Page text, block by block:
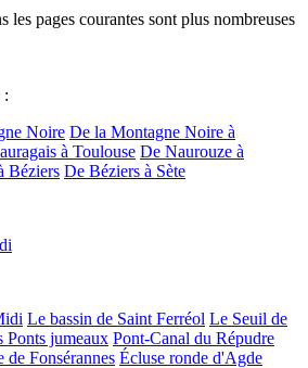
les pages courantes sont plus nombreuses
:
Noire De la Montagne Noire à
à Toulouse De Naurouze à
Béziers De Béziers à Sète
Le bassin de Saint Ferréol Le Seuil de
Ponts jumeaux Pont-Canal du Répudre
de Fonsérannes Écluse ronde d'Agde